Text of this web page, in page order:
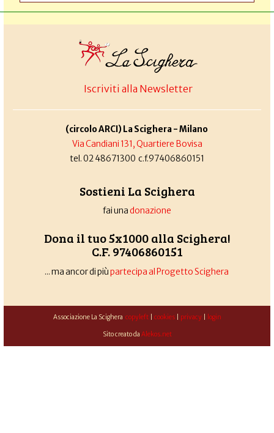
Iscriviti alla Newsletter
(circolo ARCI) La Scighera - Milano
Via Candiani 131, Quartiere Bovisa
tel. 02 48671300 c.f.97406860151
Sostieni La Scighera
fai unadonazione
Dona il tuo 5x1000 alla Scighera!
C.F. 97406860151
... ma ancor di piùpartecipa al Progetto Scighera
Associazione La Scighera copyleft| cookies| privacy| login
Sito creato da Alekos.net